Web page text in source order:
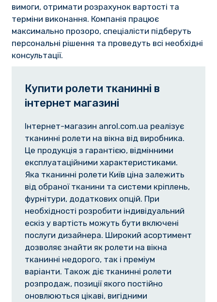
вимоги, отримати розрахунок вартості та
терміни виконання. Компанія працює
максимально прозоро, спеціалісти підберуть
персональні рішення та проведуть всі необхідні
консультації.
Купити ролети тканинні в
інтернет магазині
Інтернет-магазин anrol.com.ua реалізує
тканинні ролети на вікна від виробника.
Це продукція з гарантією, відмінними
експлуатаційними характеристиками.
Яка тканинні ролети Київ ціна залежить
від обраної тканини та системи кріплень,
фурнітури, додаткових опцій. При
необхідності розробити індивідуальний
ескіз у вартість можуть бути включені
послуги дизайнера. Широкий асортимент
дозволяє знайти як ролети на вікна
тканинні недорого, так і преміум
варіанти. Також діє тканинні ролети
розпродаж, позиції якого постійно
оновлюються цікаві, вигідними